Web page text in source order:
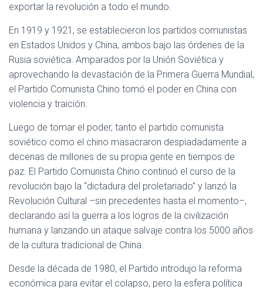
exportar la revolución a todo el mundo.
En 1919 y 1921, se establecieron los partidos comunistas
en Estados Unidos y China, ambos bajo las órdenes de la
Rusia soviética. Amparados por la Unión Soviética y
aprovechando la devastación de la Primera Guerra Mundial,
el Partido Comunista Chino tomó el poder en China con
violencia y traición.
Luego de tomar el poder, tanto el partido comunista
soviético como el chino masacraron despiadadamente a
decenas de millones de su propia gente en tiempos de
paz. El Partido Comunista Chino continuó el curso de la
revolución bajo la “dictadura del proletariado” y lanzó la
Revolución Cultural –sin precedentes hasta el momento–,
declarando así la guerra a los logros de la civilización
humana y lanzando un ataque salvaje contra los 5000 años
de la cultura tradicional de China.
Desde la década de 1980, el Partido introdujo la reforma
económica para evitar el colapso, pero la esfera política